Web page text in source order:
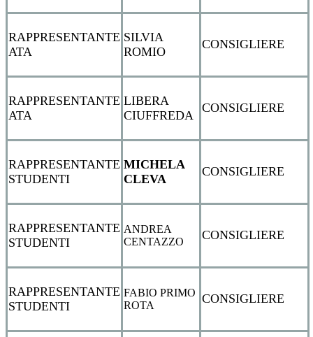
RAPPRESENTANTE
ATA
SILVIA
ROMIO
CONSIGLIERE
RAPPRESENTANTE
ATA
LIBERA
CIUFFREDA
CONSIGLIERE
RAPPRESENTANTE
STUDENTI
MICHELA
CLEVA
CONSIGLIERE
RAPPRESENTANTE
STUDENTI
ANDREA
CENTAZZO
CONSIGLIERE
RAPPRESENTANTE
STUDENTI
FABIO PRIMO
ROTA
CONSIGLIERE